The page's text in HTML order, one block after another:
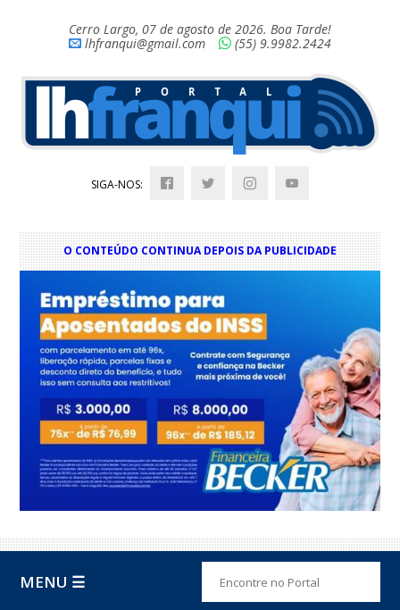
Cerro Largo, 07 de agosto de 2026. Boa Tarde!
lhfranqui@gmail.com
(55) 9.9982.2424
SIGA-NOS:
O CONTEÚDO CONTINUA DEPOIS DA PUBLICIDADE
MENU ☰